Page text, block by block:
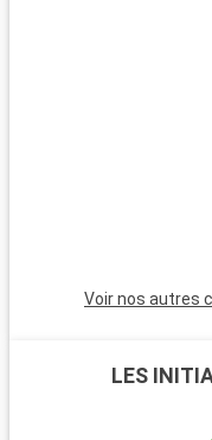
étape incontournable
artistiques. Visitez des
Voir nos autres
LES